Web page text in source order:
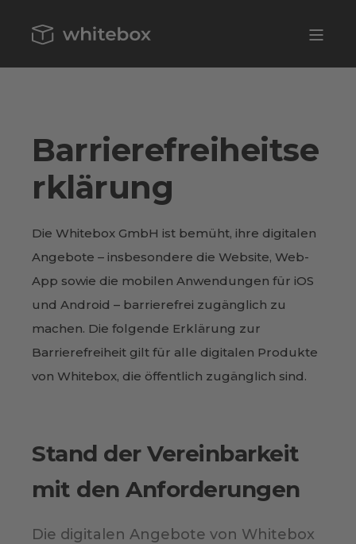
Barrierefreiheitse
rklärung
Die Whitebox GmbH ist bemüht, ihre digitalen
Angebote – insbesondere die Website, Web-
App sowie die mobilen Anwendungen für iOS
und Android – barrierefrei zugänglich zu
machen. Die folgende Erklärung zur
Barrierefreiheit gilt für alle digitalen Produkte
von Whitebox, die öffentlich zugänglich sind.
Stand der Vereinbarkeit
mit den Anforderungen
Die digitalen Angebote von Whitebox